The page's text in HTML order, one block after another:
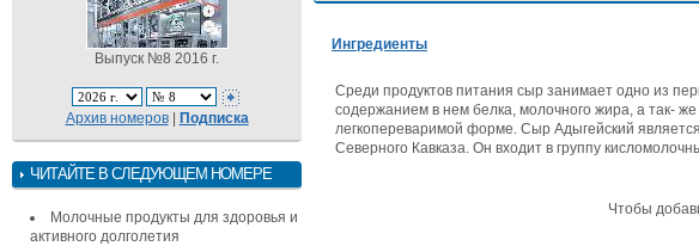
Выпуск №8 2016 г.
Архив номеров| Подписка
ЧИТАЙТЕ В СЛЕДУЮЩЕМ НОМЕРЕ
Молочные продукты для здоровья и
активного долголетия
Ингредиенты
Среди продуктов питания сыр занимает одно из
содержанием в нем белка, молочного жира, а так-
легкопереваримой форме. Сыр Адыгейский
Северного Кавказа. Он входит в группу
Чтобы